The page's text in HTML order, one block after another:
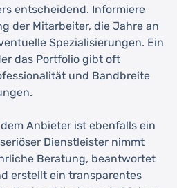
entscheidend. Informiere
der Mitarbeiter, die Jahre an
Spezialisierungen. Ein
das Portfolio gibt oft
und Bandbreite
Anbieter ist ebenfalls ein
Dienstleister nimmt
Beratung, beantwortet
erstellt ein transparentes